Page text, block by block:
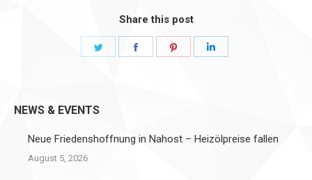
Share this post
Share
NEWS & EVENTS
Neue Friedenshoffnung in Nahost – Heizölpreise fallen
August 5, 2026